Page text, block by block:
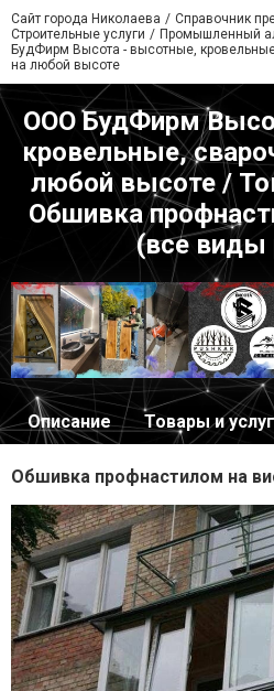
Сайт города Николаева
Справочник
Строительные услуги
Промышленный
БудФирм Высота - высотные,
на любой высоте
ООО БудФирм
кровельные,
любой высоте /
Обшивка
(все виды
Описание Товары и
Обшивка профнастилом на